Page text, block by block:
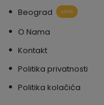
Beograd
uživo
O Nama
Kontakt
Politika privatnosti
Politika kolačića